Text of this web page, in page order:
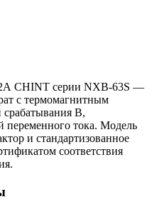
CHINT серии NXB-63S —
с термомагнитным
срабатывания B,
переменного тока. Модель
и стандартизованное
соответствия